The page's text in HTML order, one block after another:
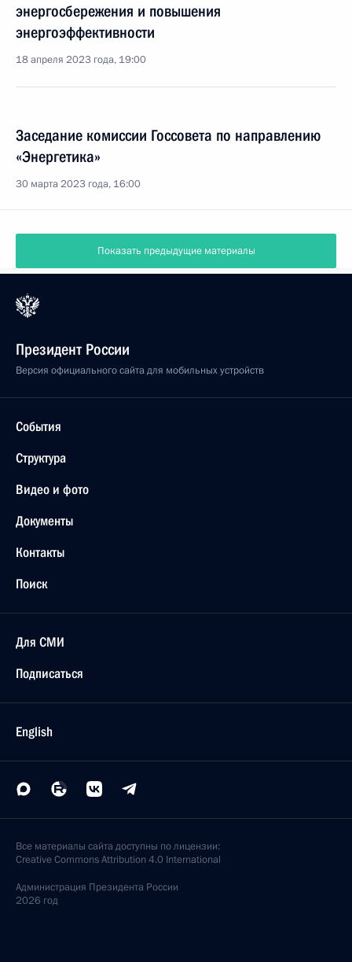
энергосбережения и повышения
энергоэффективности
18 апреля 2023 года, 19:00
Заседание комиссии Госсовета по направлению
«Энергетика»
30 марта 2023 года, 16:00
Показать предыдущие материалы
Президент России
Версия официального сайта для мобильных устройств
События
Структура
Видео и фото
Документы
Контакты
Поиск
Для СМИ
Подписаться
English
Все материалы сайта доступны по лицензии:
Creative Commons Attribution 4.0 International
Администрация Президента России
2026 год